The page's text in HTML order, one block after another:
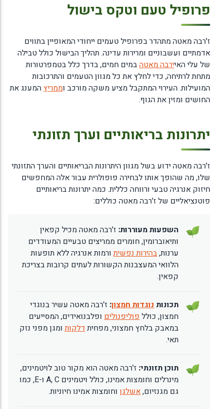
פרופיל טעם וטקס בישול
ז'רבה מאטה מתהדר בפרופיל טעמים ייחודי המאופיין בתווים
אדמתיים ועשבוניים ומרירות עדינה. תהליך הבישול כולל טבילה
של עלי האיירבה מאטהבמים חמים, בדרך כלל בטמפרטורות
מתחת לרתיחה, כדי לחלץ את כל מגוון הטעמים והתרכובות
המועילות. העירוי המתקבל מציע משקה מורכב וממריץהמענג את
החושים ומזין את הגוף.
יתרונות בריאותיים וערך תזונתי
ז'רבה מאטה ידוע בשל מגוון היתרונות הבריאותיים והערך התזונתי
שלו, מה שהופך אותו לבחירה פופולרית עבור אלה המחפשים
חיזוק אנרגיה טבעי ורווחה כללית. כמה יתרונות בריאותיים
פוטנציאליים של ז'רבה מאטה כוללים:
השפעות מעוררות: ז'רבה מאטה מכיל קפאין
ותיאוברומין, חומרים ממריצים טבעיים המעודדים
ערנות,בהירות נפשיתורמות אנרגיה ללא תופעות
הלוואי המעצבנות הקשורות לעתים קרובות בצריכת
קפאין.
תכונותנוגדות חמצון: ז'רבה מאטה עשיר בנוגדי
חמצון, כוללפוליפנולים ופלבנואידים, המסייעים
במאבק בלחץ חמצוני, מפחיתדלקותומגן מפני נזק
תאי.
תוכן תזונתי: ז'רבה מאטה הוא מקור טוב לויטמינים,
מינרלים וחומצות אמינו, כולל ויטמינים A, C ו-E, כמו
גם מגנזיום,אשלגן וחומצות אמינו חיוניות.